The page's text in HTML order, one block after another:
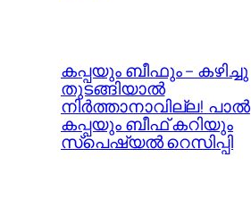
കപ്പയും ബീഫും – കഴിച്ചു
തുടങ്ങിയാൽ
നിർത്താനാവില്ല! പാൽ
കപ്പയും ബീഫ് കറിയും
സ്പെഷ്യൽ റെസിപ്പി